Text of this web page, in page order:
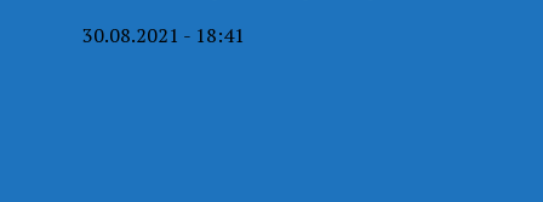
30.08.2021 - 18:41